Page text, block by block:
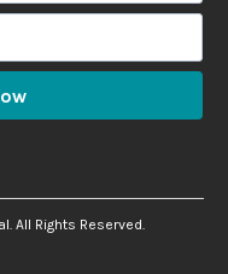
All Rights Reserved.